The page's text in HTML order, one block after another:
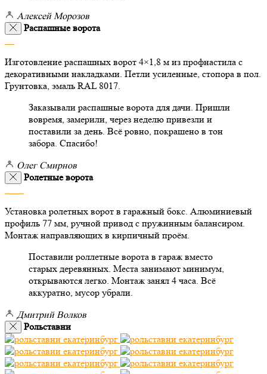
Алексей Морозов
Распашные ворота
Изготовление распашных ворот 4×1,8 м из профнастила с
декоративными накладками. Петли усиленные, стопора в пол.
Грунтовка, эмаль RAL 8017.
Заказывали распашные ворота для дачи. Пришли
вовремя, замерили, через неделю привезли и
поставили за день. Всё ровно, покрашено в тон
забора. Спасибо!
Олег Смирнов
Ролетные ворота
Установка ролетных ворот в гаражный бокс. Алюминиевый
профиль 77 мм, ручной привод с пружинным балансиром.
Монтаж направляющих в кирпичный проём.
Поставили роллетные ворота в гараж вместо
старых деревянных. Места занимают минимум,
открываются легко. Монтаж занял 4 часа. Всё
аккуратно, мусор убрали.
Дмитрий Волков
Рольставни